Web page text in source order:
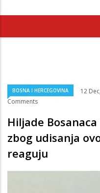
BOSNA I HERCEGOVINA 12
Comments
Hiljade
zbog udisanja
reaguju